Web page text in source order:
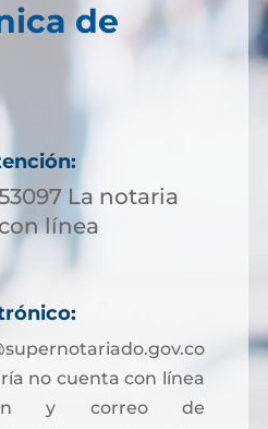
de
La notaria
línea
no cuenta con línea
y correo de